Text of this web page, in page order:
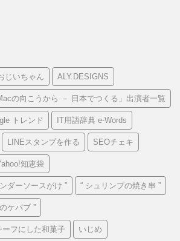
じいちゃん ALY.DESIGNS
の向こうから － 日本でつくる」出演者一覧
トレンド IT用語辞典 e-Words
LINEスタンプを作る SEOチェキ
知恵袋
ダーソースがけ ” “ シュリンプの焼き串 ”
ケバブ ”
ーフにした和菓子 いじめ